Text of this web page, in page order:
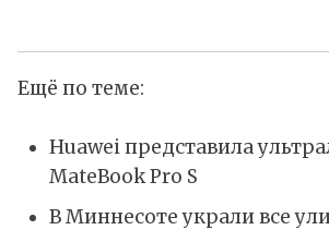
Ещё по теме:
Huawei представила
MateBook Pro S
В Миннесоте украли все